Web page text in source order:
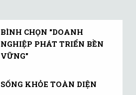
BÌNH CHỌN "DOANH
NGHIỆP PHÁT TRIỂN BỀN
VỮNG"
SỐNG KHỎE TOÀN DIỆN